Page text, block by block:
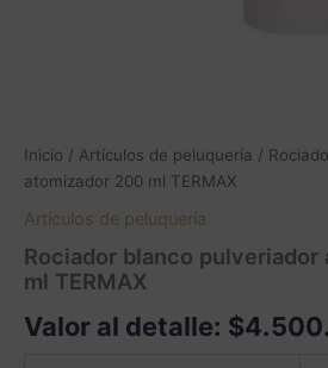
Inicio / Artículos de peluquería /
atomizador 200 ml TERMAX
Artículos de peluquería
Rociador blanco pulveriador
ml TERMAX
Valor al detalle: $4.500.